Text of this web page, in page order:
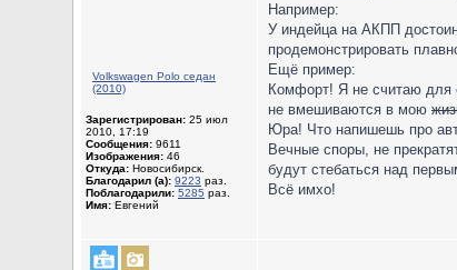
Volkswagen Polo седан
(2010)
Зарегистрирован: 25 июл
2010, 17:19
Сообщения: 9611
Изображения: 46
Откуда: Новосибирск.
Благодарил (а): 9223 раз.
Поблагодарили: 5285 раз.
Имя: Евгений
Например:
У индейца на АКПП
продемонстрировать
Ещё пример:
Комфорт! Я не считаю для
не вмешиваются в мою
Юра! Что напишешь про
Вечные споры, не
будут стебаться над
Всё имхо!